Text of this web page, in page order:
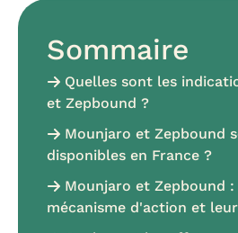
Sommaire
Quelles sont les
et Zepbound ?
Mounjaro et Zepbound
disponibles en France ?
Mounjaro et Zepbound
mécanisme d'action et